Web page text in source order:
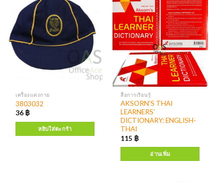
เครื่องแต่งกาย
3803032
36 ฿
หยิบใส่ตะกร้า
สื่อการเรียนรู้
AKSORN’S THAI
LEARNERS’
DICTIONARY: ENGLISH-
THAI
115 ฿
อ่านเพิ่ม